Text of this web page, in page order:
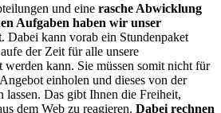
und eine rasche Abwicklung
Aufgaben haben wir unser
. Dabei kann vorab ein Stundenpaket
der Zeit für alle unsere
werden kann. Sie müssen somit nicht für
einholen und dieses von der
lassen. Das gibt Ihnen die Freiheit,
dem Web zu reagieren. Dabei rechnen